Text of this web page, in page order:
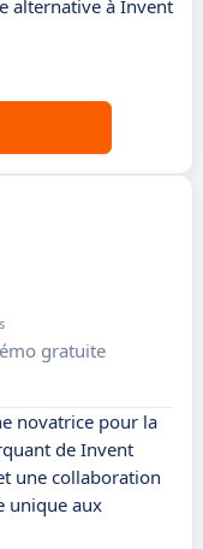
alternative à Invent
gratuite
novatrice pour la
de Invent
une collaboration
unique aux